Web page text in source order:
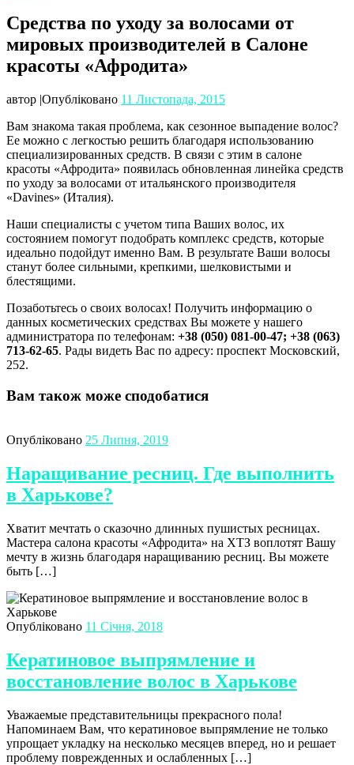
Средства по уходу за волосами от
мировых производителей в Салоне
красоты «Афродита»
автор |Опубліковано 11 Листопада, 2015
Вам знакома такая проблема, как сезонное выпадение волос?
Ее можно с легкостью решить благодаря использованию
специализированных средств. В связи с этим в салоне
красоты «Афродита» появилась обновленная линейка средств
по уходу за волосами от итальянского производителя
«Davines» (Италия).
Наши специалисты с учетом типа Ваших волос, их
состоянием помогут подобрать комплекс средств, которые
идеально подойдут именно Вам. В результате Ваши волосы
станут более сильными, крепкими, шелковистыми и
блестящими.
Позаботьтесь о своих волосах! Получить информацию о
данных косметических средствах Вы можете у нашего
администратора по телефонам: +38 (050) 081-00-47; +38 (063)
713-62-65. Рады видеть Вас по адресу: проспект Московский,
252.
Вам також може сподобатися
Опубліковано 25 Липня, 2019
Наращивание ресниц. Где выполнить
в Харькове?
Хватит мечтать о сказочно длинных пушистых ресницах.
Мастера салона красоты «Афродита» на ХТЗ воплотят Вашу
мечту в жизнь благодаря наращиванию ресниц. Вы можете
быть […]
Опубліковано 11 Січня, 2018
Кератиновое выпрямление и
восстановление волос в Харькове
Уважаемые представительницы прекрасного пола!
Напоминаем Вам, что кератиновое выпрямление не только
упрощает укладку на несколько месяцев вперед, но и решает
проблему поврежденных и ослабленных […]